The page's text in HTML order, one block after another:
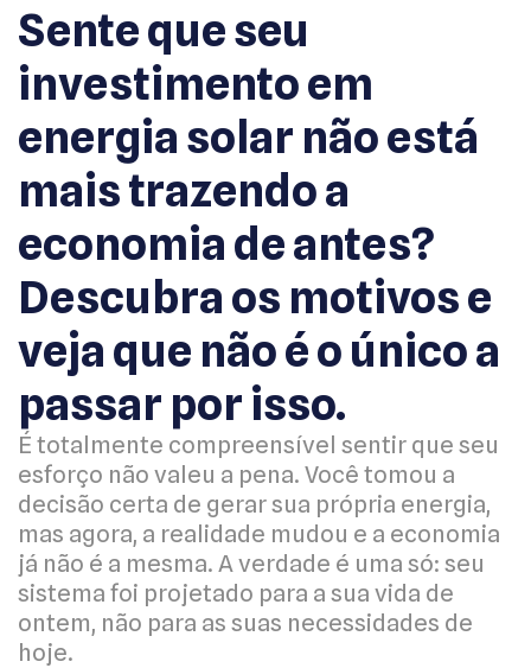
Sente que seu
investimento em
energia solar não está
mais trazendo a
economia de antes?
Descubra os motivos e
veja que não é o único a
passar por isso.
É totalmente compreensível sentir que seu
esforço não valeu a pena. Você tomou a
decisão certa de gerar sua própria energia,
mas agora, a realidade mudou e a economia
já não é a mesma. A verdade é uma só: seu
sistema foi projetado para a sua vida de
ontem, não para as suas necessidades de
hoje.